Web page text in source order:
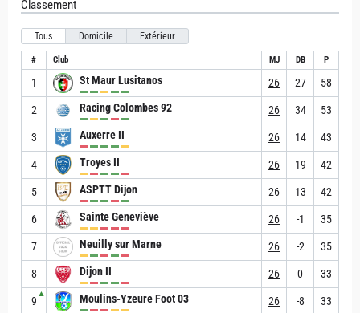
Classement
Tous Domicile Extérieur
# Club MJ DB P
1 St Maur Lusitanos 26 27 58
2 Racing Colombes 92 26 34 53
3 Auxerre II 26 14 43
4 Troyes II 26 19 42
5 ASPTT Dijon 26 13 42
6 Sainte Geneviève 26 -1 35
7 Neuilly sur Marne 26 -2 35
8 Dijon II 26 0 33
9
▲ Moulins-Yzeure Foot 03 26 -8 33